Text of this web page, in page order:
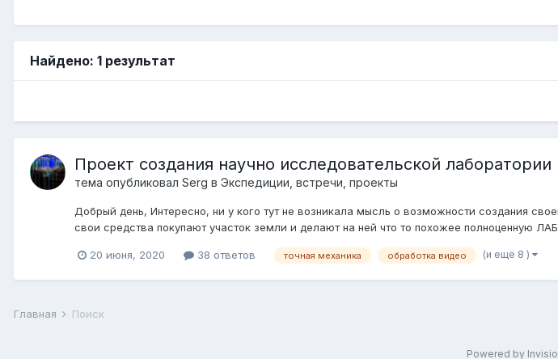
Найдено: 1 результат
Проект создания научно исследовательской лаборатории
тема опубликовал Serg в Экспедиции, встречи, проекты
Добрый день, Интересно, ни у кого тут не возникала мысль о возможности создания
свои средства покупают участок земли и делают на ней что то похожее полноценную
20 июня, 2020 38 ответов точная механика обработка видео (и ещё 8 )
Главная Поиск
Powered by